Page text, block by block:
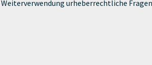
urheberrechtliche